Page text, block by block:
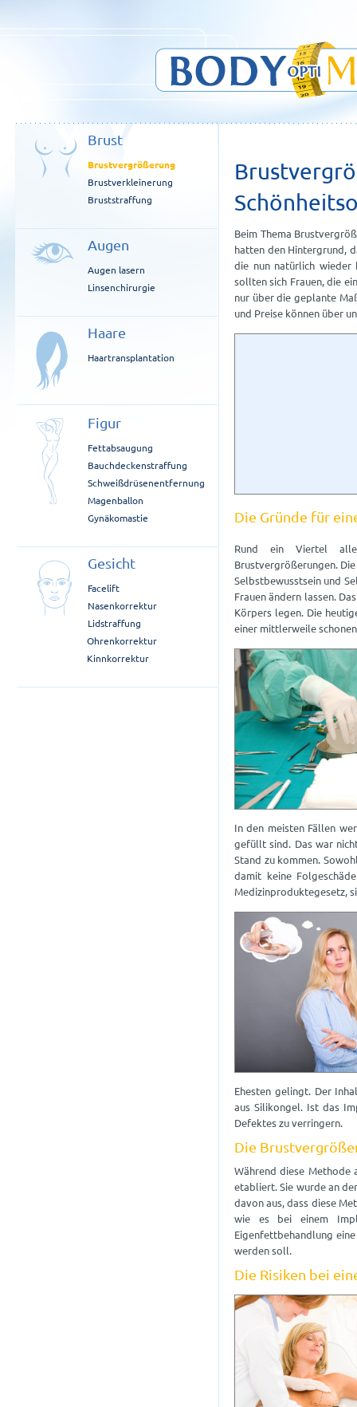
Beim Thema
hatten den Hintergrund,
die nun natürlich wieder
sollten sich Frauen, die
nur über die geplante
und Preise können über
Die Gründe für
Rund ein Viertel
Brustvergrößerungen.
Selbstbewusstsein und
Frauen ändern lassen.
Körpers legen. Die
einer mittlerweile
In den meisten Fällen
gefüllt sind. Das war
Stand zu kommen.
damit keine
Medizinproduktegesetz,
Ehesten gelingt. Der
aus Silikongel. Ist das
Defektes zu verringern.
Die
Während diese Methode
etabliert. Sie wurde an
davon aus, dass diese
wie es bei einem
Eigenfettbehandlung
werden soll.
Die Risiken bei
Brust
Brustvergrößerung
Brustverkleinerung
Bruststraffung
Augen
Augen lasern
Linsenchirurgie
Haare
Haartransplantation
Figur
Fettabsaugung
Bauchdeckenstraffung
Schweißdrüsenentfernung
Magenballon
Gynäkomastie
Gesicht
Facelift
Nasenkorrektur
Lidstraffung
Ohrenkorrektur
Kinnkorrektur